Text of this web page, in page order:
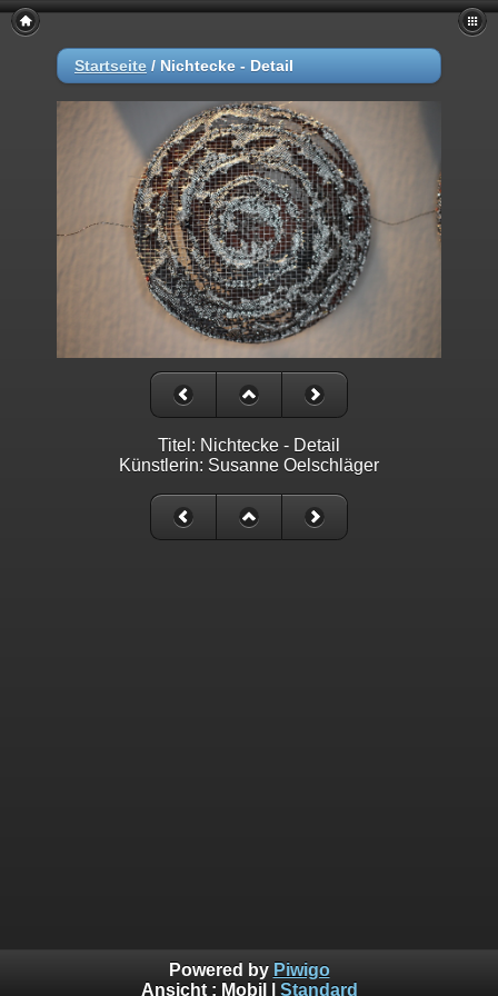
Startseite / Nichtecke - Detail
Titel: Nichtecke - Detail
Künstlerin: Susanne Oelschläger
Powered by Piwigo
Ansicht : Mobil Standard